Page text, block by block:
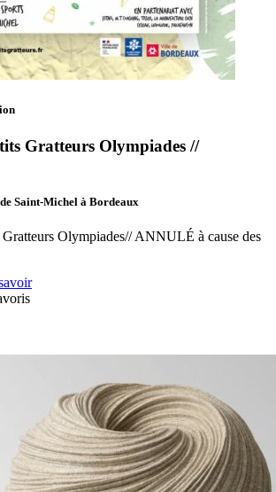
Gratteurs Olympiades //
Saint-Michel à Bordeaux
Gratteurs Olympiades// ANNULÉ à cause des